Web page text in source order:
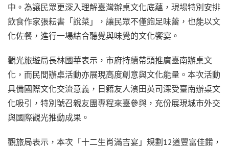
中。為讓民眾更深入理解臺灣辦桌文化底蘊，現場特別安排
飲食作家張耘書「說菜」，讓民眾不僅飽足味蕾，也能以文
化佐餐，進行一場結合聽覺與味覺的文化饗宴。
觀光旅遊局長林國華表示，市府持續帶頭推廣臺南辦桌文
化，而民間辦桌活動亦展現高度創意與文化能量。本次活動
具備國際文化交流意義，日籍友人濱田英司深受臺南辦桌文
化吸引，特別號召親友團專程來臺參與，充份展現城市外交
與國際觀光推動成果。
觀旅局表示，本次「十二生肖滿吉宴」規劃12道豐富佳餚，